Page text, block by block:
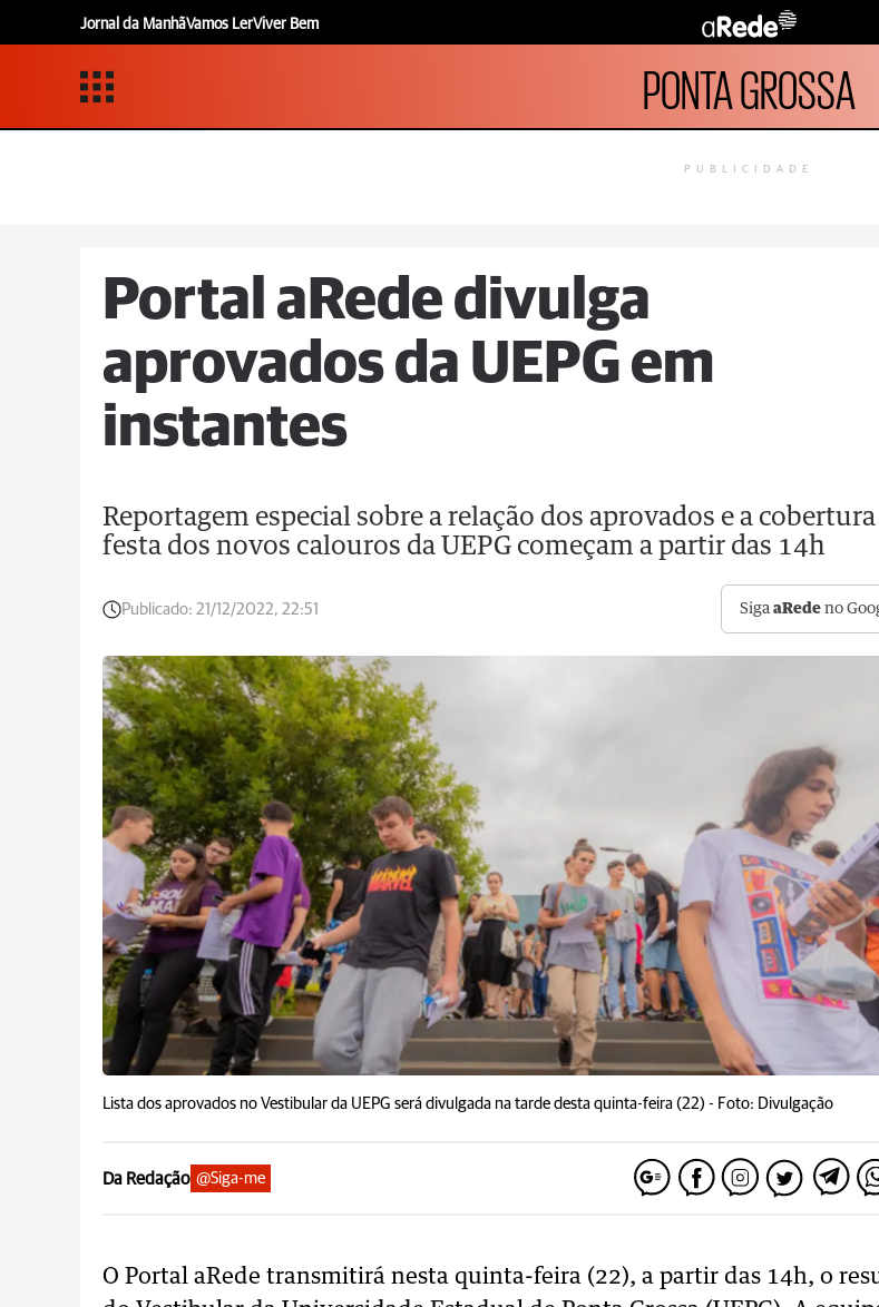
Jornal da ManhãVamos LerViver Bem
PONTA GROSSA
PUBLICIDADE
Portal aRede divulga
aprovados da UEPG em
instantes
Reportagem especial sobre a relação dos aprovados e a cobertura
festa dos novos calouros da UEPG começam a partir das 14h
Publicado: 21/12/2022, 22:51 SigaaRede no
Lista dos aprovados no Vestibular da UEPG será divulgada na tarde desta quinta-feira (22) - Foto: Divulgação
Da Redação @Siga-me
O Portal aRede transmitirá nesta quinta-feira (22), a partir das 14h, o